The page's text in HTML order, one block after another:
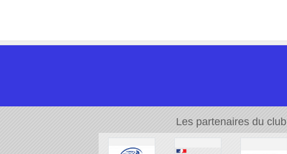
Les partenaires du club